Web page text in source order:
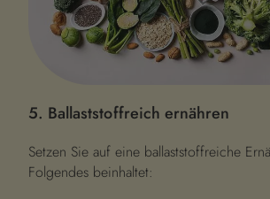
5. Ballaststoffreich ernähren
Setzen Sie auf eine ballaststoffreiche
Folgendes beinhaltet: